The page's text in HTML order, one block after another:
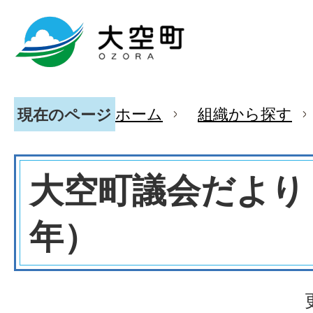
現在のページ ホーム 組織から探す
大空町議会だよ
年）